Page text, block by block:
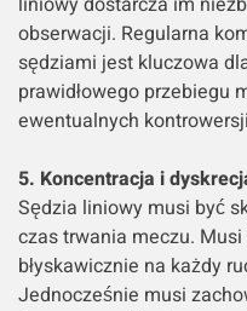
obserwacji. Regularna
sędziami jest kluczowa
prawidłowego przebiegu
ewentualnych
5. Koncentracja i
Sędzia liniowy musi być
czas trwania meczu.
błyskawicznie na każdy
Jednocześnie musi